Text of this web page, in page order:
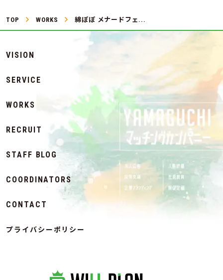
TOP WORKS 綿ぽぽ メナードフェ...
VISION
SERVICE
WORKS
RECRUIT
STAFF BLOG
COORDINATORS
CONTACT
プライバシーポリシー